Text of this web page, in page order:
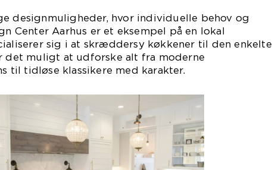
designmuligheder, hvor individuelle behov og
Center Aarhus er et eksempel på en lokal
sig i at skræddersy køkkener til den enkelte
det muligt at udforske alt fra moderne
til tidløse klassikere med karakter.